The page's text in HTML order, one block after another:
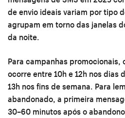
de envio ideais variam por tipo
agrupam em torno das janelas
da noite.
Para campanhas promocionais,
ocorre entre 10h e 12h nos dias
13h nos fins de semana. Para
abandonado, a primeira
30–60 minutos após o